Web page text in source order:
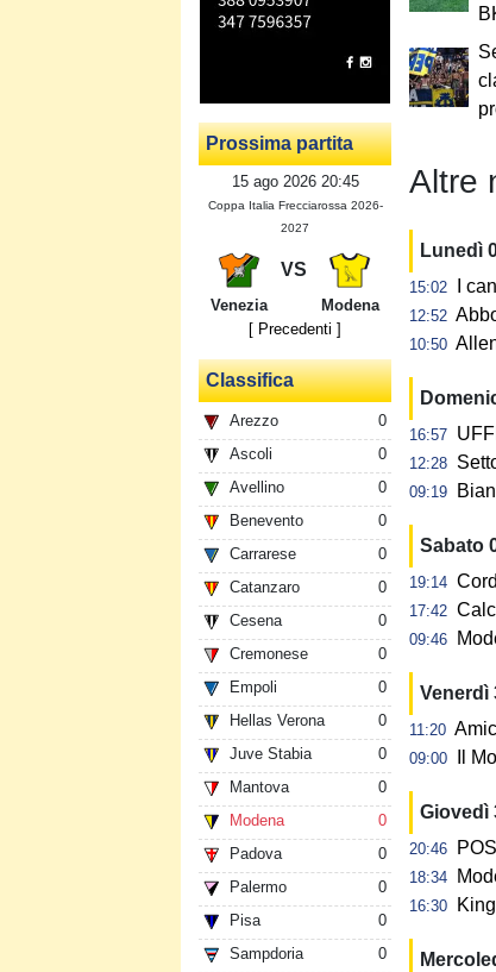
Prossima partita
15 ago 2026 20:45
Coppa Italia Frecciarossa 2026-
2027
VS
Venezia
Modena
[ Precedenti ]
Classifica
Arezzo
0
Ascoli
0
Avellino
0
Benevento
0
Carrarese
0
Catanzaro
0
Cesena
0
Cremonese
0
Empoli
0
Hellas Verona
0
Juve Stabia
0
Mantova
0
Modena
0
Padova
0
Palermo
0
Pisa
0
Sampdoria
0
Altre
Lunedì
15:02 I
12:52
10:50
16:57
12:28
09:19
Sabato
19:14
17:42
09:46
Venerdì
11:20
09:00 Il
Giovedì
20:46
18:34
16:30